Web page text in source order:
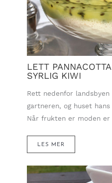
LETT
SYRLIG KIWI
Rett nedenfor
gartneren, og huset
Når frukten er moden
LES MER